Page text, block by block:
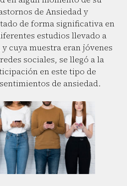
de Ansiedad y
de forma significativa en
estudios llevado a
cuya muestra eran jóvenes
sociales, se llegó a la
en este tipo de
de ansiedad.